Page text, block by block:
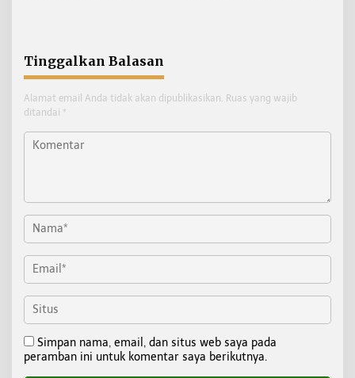
Tinggalkan Balasan
Alamat email Anda tidak akan dipublikasikan. Ruas yang wajib
ditandai *
Simpan nama, email, dan situs web saya pada
peramban ini untuk komentar saya berikutnya.